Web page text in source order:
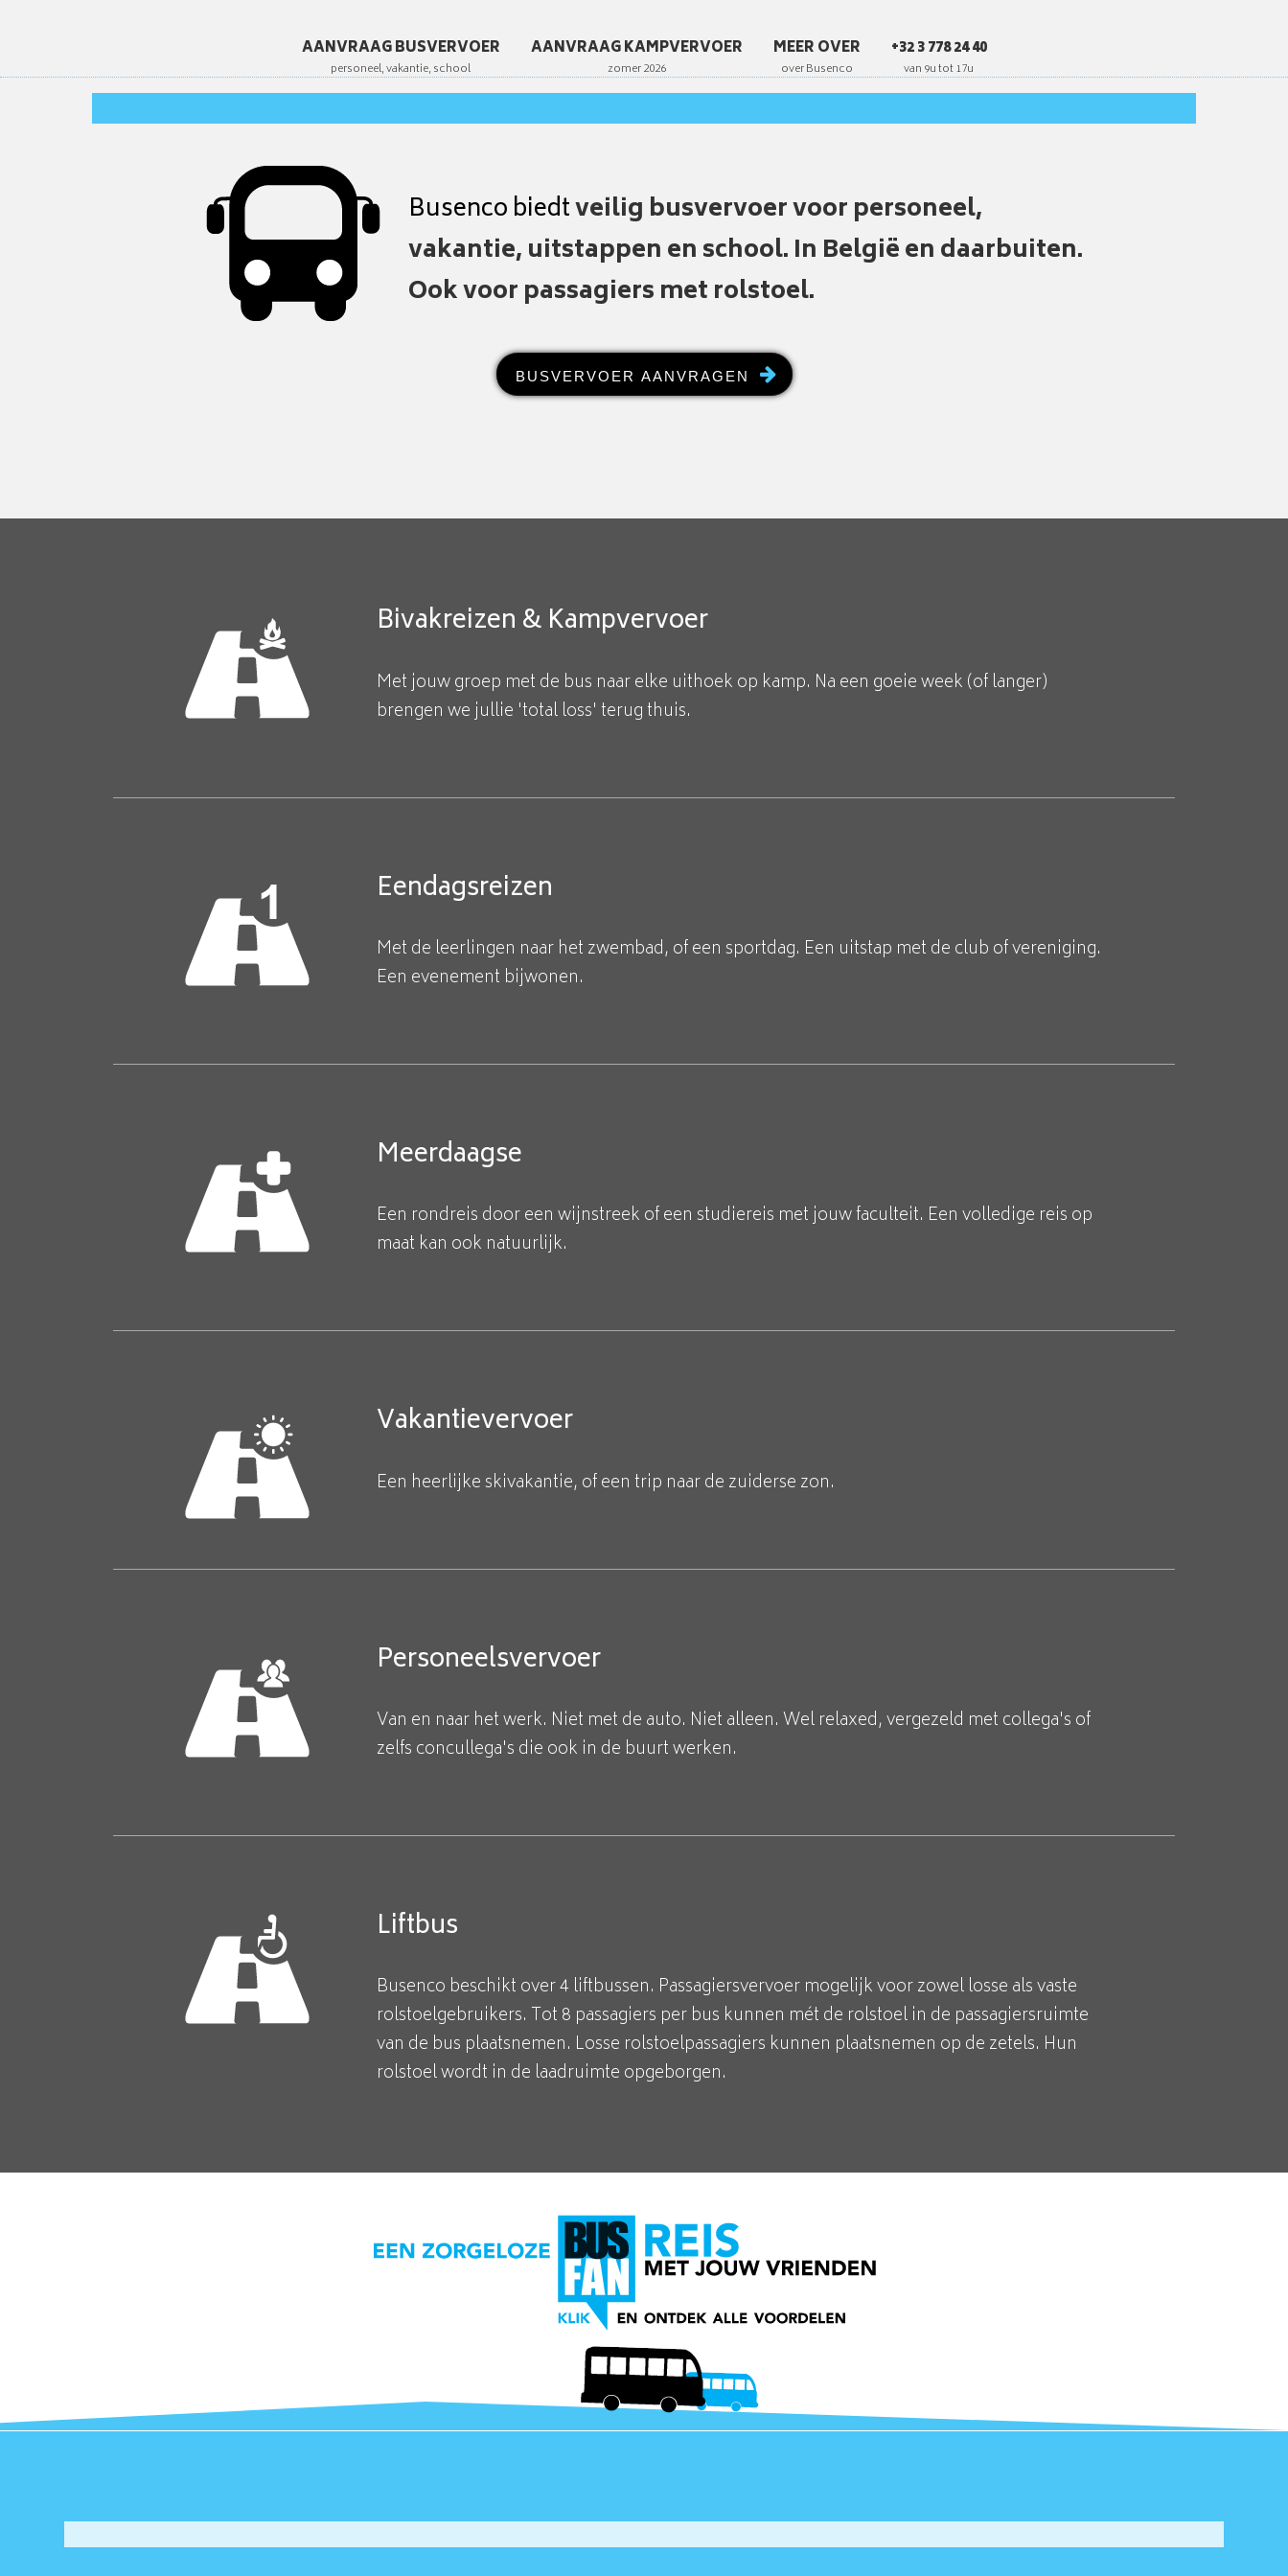
AANVRAAG BUSVERVOER AANVRAAG KAMPVERVOER MEER OVER +32 3 778 24 40
veilig busvervoer voor personeel,
vakantie, uitstappen en school. In België en daarbuiten.
Ook voor passagiers met rolstoel.
BUSVERVOER AANVRAGEN
Bivakreizen & Kampvervoer
Met jouw groep met de bus naar elke uithoek op kamp. Na een goeie week (of langer)
brengen we jullie 'total loss' terug thuis.
Eendagsreizen
Met de leerlingen naar het zwembad, of een sportdag. Een uitstap met de club of vereniging.
Een evenement bijwonen.
Meerdaagse
Een rondreis door een wijnstreek of een studiereis met jouw faculteit. Een volledige reis op
maat kan ook natuurlijk.
Vakantievervoer
Een heerlijke skivakantie, of een trip naar de zuiderse zon.
Personeelsvervoer
Van en naar het werk. Niet met de auto. Niet alleen. Wel relaxed, vergezeld met collega's of
zelfs concullega's die ook in de buurt werken.
Liftbus
Busenco beschikt over 4 liftbussen. Passagiersvervoer mogelijk voor zowel losse als vaste
rolstoelgebruikers. Tot 8 passagiers per bus kunnen mét de rolstoel in de passagiersruimte
van de bus plaatsnemen. Losse rolstoelpassagiers kunnen plaatsnemen op de zetels. Hun
rolstoel wordt in de laadruimte opgeborgen.